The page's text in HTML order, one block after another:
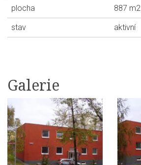
plocha 887 m2
stav aktivní
Galerie